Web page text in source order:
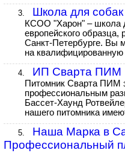
3. Школа для
КСОО "Харон" – школа
европейского образца,
Санкт-Петербурге. Вы
на
4. ИП Сварта ПИМ
Питомник Сварта ПИМ
профессиональным
Бассет-Хаунд
нашего питомника
5.
Наша Марка в
Профессиональный